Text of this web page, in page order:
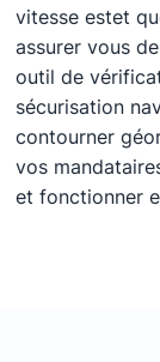
vitesse estet
assurer vous de
outil de
sécurisation
contourner
vos
etfonctionner